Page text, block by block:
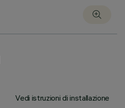
Vedi istruzioni di installazione